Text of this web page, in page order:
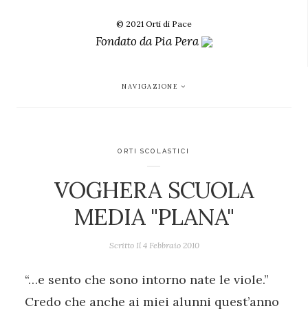
© 2021 Orti di Pace
Fondato daPia Pera
NAVIGAZIONE
ORTI SCOLASTICI
VOGHERA SCUOLA
MEDIA "PLANA"
Scritto Il 4 Febbraio 2010
“…e sento che sono intorno nate le viole.”
Credo che anche ai miei alunni quest’anno